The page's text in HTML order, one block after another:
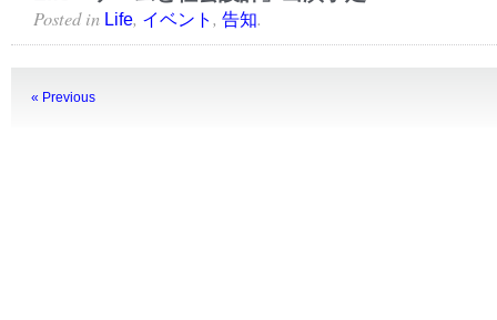
Posted in Life, イベント , 告知.
« Previous